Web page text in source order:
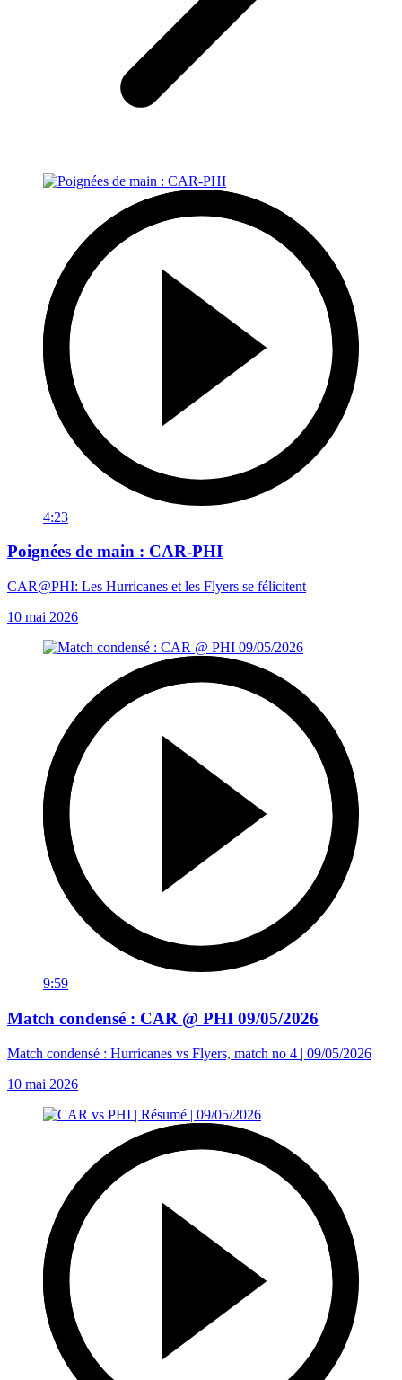
4:23
Poignées de main : CAR-PHI
CAR@PHI: Les Hurricanes et les Flyers se félicitent
10 mai 2026
9:59
Match condensé : CAR @ PHI 09/05/2026
Match condensé : Hurricanes vs Flyers, match no 4 | 09/05/2026
10 mai 2026